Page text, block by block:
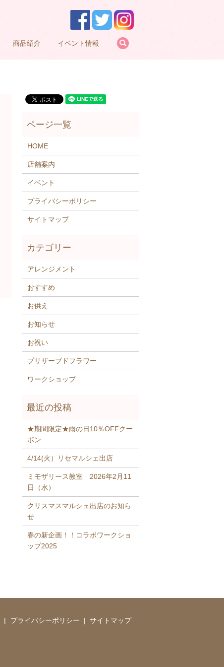
商品紹介 イベント情報
HOME
店舗案内
イベント
プライバシーポリシー
サイトマップ
アレンジメント
おすすめ
お供え
お知らせ
お祝い
プリザーブドフラワー
ワークショップ
★期間限定★雨の日10％OFFクー
ポン
4/14(火）リセマルシェ出店
ミモザリース教室 2026年2月11
日（水）
クリスマスマルシェ出店のお知ら
せ
春の新企画！！コラボワークショ
ップ2025
プライバシーポリシー サイトマップ